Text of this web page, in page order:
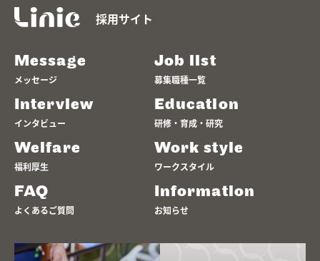
採用サイト
Message
メッセージ
Job list
募集職種一覧
Interview
インタビュー
Education
研修・育成・研究
Welfare
福利厚生
Work style
ワークスタイル
FAQ
よくあるご質問
Information
お知らせ